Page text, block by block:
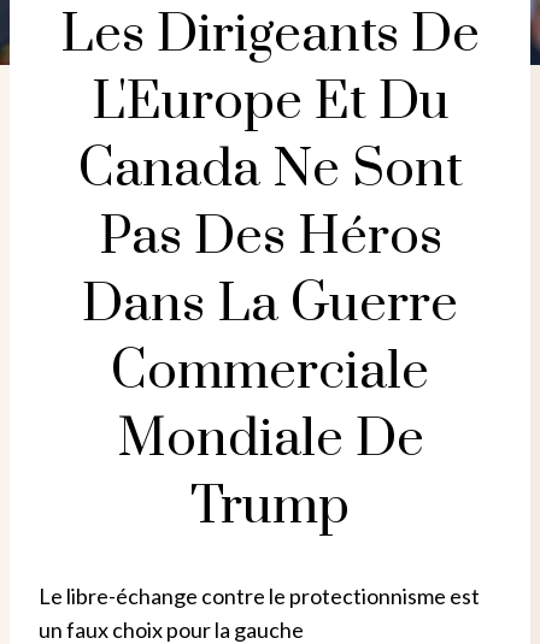
Les Dirigeants De
L'Europe Et Du
Canada Ne Sont
Pas Des Héros
Dans La Guerre
Commerciale
Mondiale De
Trump
Le libre-échange contre le protectionnisme est
un faux choix pour la gauche